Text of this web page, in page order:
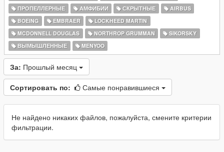
ПРОПЕЛЛЕРНЫЕ
АМФИБИИ СКРЫТНЫЕ
AIRBUS
BOEING
EMBRAER
LOCKHEED MARTIN
MCDONNELL DOUGLAS
NORTHROP GRUMMAN
SIKORSKY
ВЫМЫШЛЕННЫЕ
MENYOO
За: Прошлый месяц
Сортировать по: Самые понравившиеся
Не найдено никаких файлов, пожалуйста, смените критерии
фильтрации.